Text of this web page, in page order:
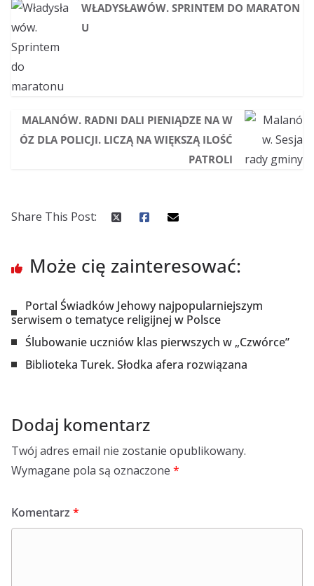
WŁADYSŁAWÓW. SPRINTEM DO MARATON
U
MALANÓW. RADNI DALI PIENIĄDZE NA W
ÓZ DLA POLICJI. LICZĄ NA WIĘKSZĄ ILOŚĆ
PATROLI
Share This Post:
Może cię zainteresować:
Portal Świadków Jehowy najpopularniejszym
serwisem o tematyce religijnej w Polsce
Ślubowanie uczniów klas pierwszych w „Czwórce”
Biblioteka Turek. Słodka afera rozwiązana
Dodaj komentarz
Twój adres email nie zostanie opublikowany.
Wymagane pola są oznaczone *
Komentarz *